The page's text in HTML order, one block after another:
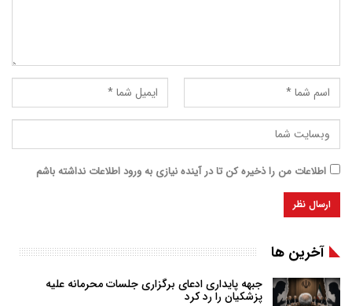
اطلاعات من را ذخیره کن تا در آینده نیازی به ورود اطلاعات نداشته باشم
آخرین ها
جبهه پایداری ادعای برگزاری جلسات محرمانه علیه
پزشکیان را رد کرد